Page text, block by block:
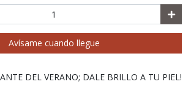
Avísame cuando llegue
DEL VERANO; DALE BRILLO A TU PIEL!